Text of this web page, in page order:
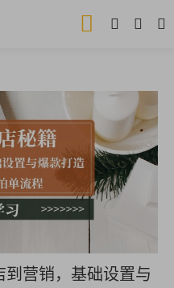
营销，基础设置与